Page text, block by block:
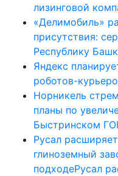
лизинговой
«Делимобиль»
присутствия:
Республику
Яндекс
роботов-
Норникель
планы по
Быстринском
Русал
глиноземный
подходеРусал